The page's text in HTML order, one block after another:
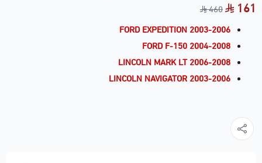
161
460
FORD EXPEDITION 2003-2006
FORD F-150 2004-2008
LINCOLN MARK LT 2006-2008
LINCOLN NAVIGATOR 2003-2006